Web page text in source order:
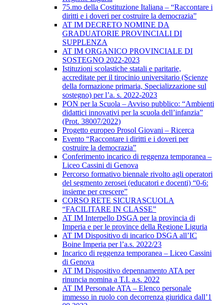
75.mo della Costituzione Italiana – “Raccontare i
diritti e i doveri per costruire la democrazia”
AT IM DECRETO NOMINE DA
GRADUATORIE PROVINCIALI DI
SUPPLENZA
AT IM ORGANICO PROVINCIALE DI
SOSTEGNO 2022-2023
Istituzioni scolastiche statali e paritarie,
accreditate per il tirocinio universitario (Scienze
della formazione primaria, Specializzazione sul
sostegno) per l’a. s. 2022-2023
PON per la Scuola – Avviso pubblico: “Ambienti
didattici innovativi per la scuola dell’infanzia”
(Prot. 38007/2022)
Progetto europeo Prosol Giovani – Ricerca
Evento “Raccontare i diritti e i doveri per
costruire la democrazia”
Conferimento incarico di reggenza temporanea –
Liceo Cassini di Genova
Percorso formativo biennale rivolto agli operatori
del segmento zerosei (educatori e docenti) “0-6:
insieme per crescere”
CORSO RETE SICURASCUOLA
“FACILITARE IN CLASSE”
AT IM Interpello DSGA per la provincia di
Imperia e per le province della Regione Liguria
AT IM Dispositivo di incarico DSGA all’IC
Boine Imperia per l’a.s. 2022/23
Incarico di reggenza temporanea – Liceo Cassini
di Genova
AT IM Dispositivo depennamento ATA per
rinuncia nomina a T.I. a.s. 2022
AT IM Personale ATA – Elenco personale
immesso in ruolo con decorrenza giuridica dall’1